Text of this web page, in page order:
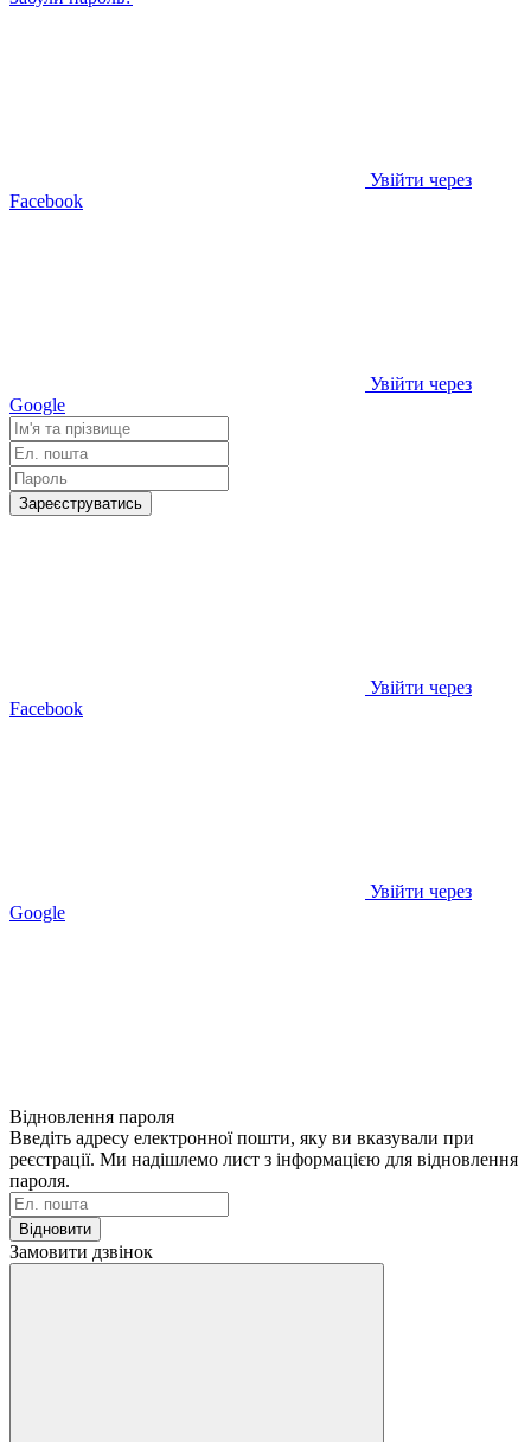
Увійти через
Facebook
Увійти через
Google
Зареєструватись
Увійти через
Facebook
Увійти через
Google
Відновлення пароля
Введіть адресу електронної пошти, яку ви вказували при
реєстрації. Ми надішлемо лист з інформацією для відновлення
пароля.
Відновити
Замовити дзвінок